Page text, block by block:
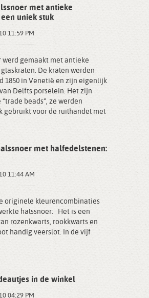
met antieke
uniek stuk
11:59 PM
werd gemaakt met antieke
De kralen werden
1850 in Venetië en zijn eigenlijk
Delfts porselein. Het zijn
beads”, ze werden
gebruikt voor de ruilhandel met
met halfedelstenen:
11:44 AM
originele kleurencombinaties
halssnoer: Het is een
rozenkwarts, rookkwarts en
handig veerslot. In de vijf
in de winkel
04:29 PM